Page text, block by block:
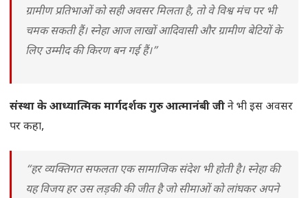
ग्रामीण प्रतिभाओं को सही अवसर मिलता है, तो वे विश्व मंच पर भी
चमक सकती हैं। स्नेहा आज लाखों आदिवासी और ग्रामीण बेटियों के
लिए उम्मीद की किरण बन गई हैं।”
संस्था के आध्यात्मिक मार्गदर्शक गुरु आत्मानंबी जीने भी इस अवसर
पर कहा,
“हर व्यक्तिगत सफलता एक सामाजिक संदेश भी होती है। स्नेहा की
यह विजय हर उस लड़की की जीत है जो सीमाओं को लांघकर अपने